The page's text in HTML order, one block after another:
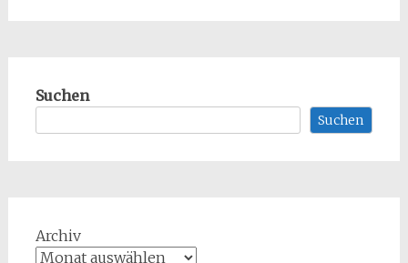
Suchen
Suchen
Archiv